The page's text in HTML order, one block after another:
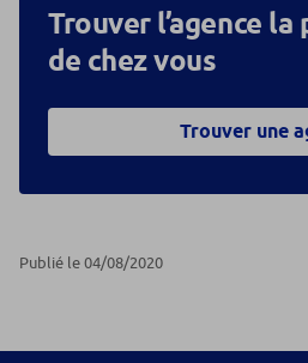
Trouver l’agence la
de chez vous
Trouver une
Publié le 04/08/2020